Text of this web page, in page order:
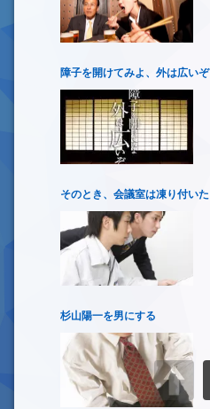
障子を開けてみよ、外は広いぞ
そのとき、会議室は凍り付いた
杉山陽一を男にする